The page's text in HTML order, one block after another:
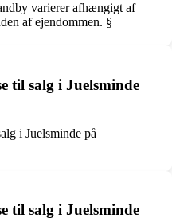
varierer afhængigt af
af ejendommen. §
til salg i Juelsminde
i Juelsminde på
til salg i Juelsminde